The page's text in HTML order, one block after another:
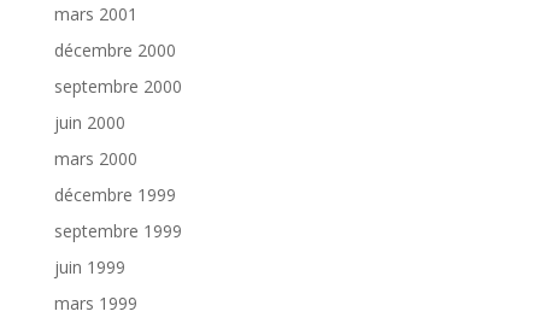
mars 2001
décembre 2000
septembre 2000
juin 2000
mars 2000
décembre 1999
septembre 1999
juin 1999
mars 1999